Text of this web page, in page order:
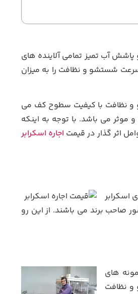
آب تمیز تمامی آلاینده های
شستشو و نظافت را به میزان
و نظافت با کیفیت سطوح کف می
موثر می باشد. با توجه به اینکه
اثر گذار در قیمت اجاره اسکرابر
اسکرابر
برند می باشند. از این رو
های
و نظافت